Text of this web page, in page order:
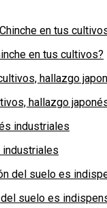
en tus cultivos?
hallazgo
industriales
suelo es